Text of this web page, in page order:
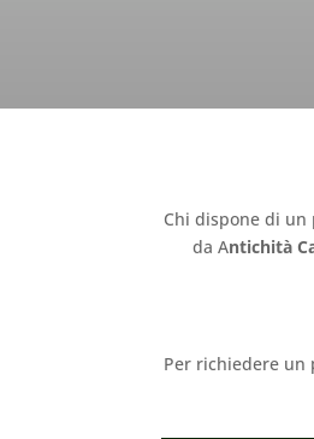
Chi dispone di un
da Antichità
Per richiedere un